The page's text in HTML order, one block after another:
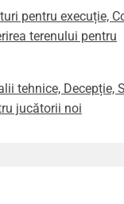
pentru execuție,
terenului pentru
tehnice, Decepție,
jucătorii noi